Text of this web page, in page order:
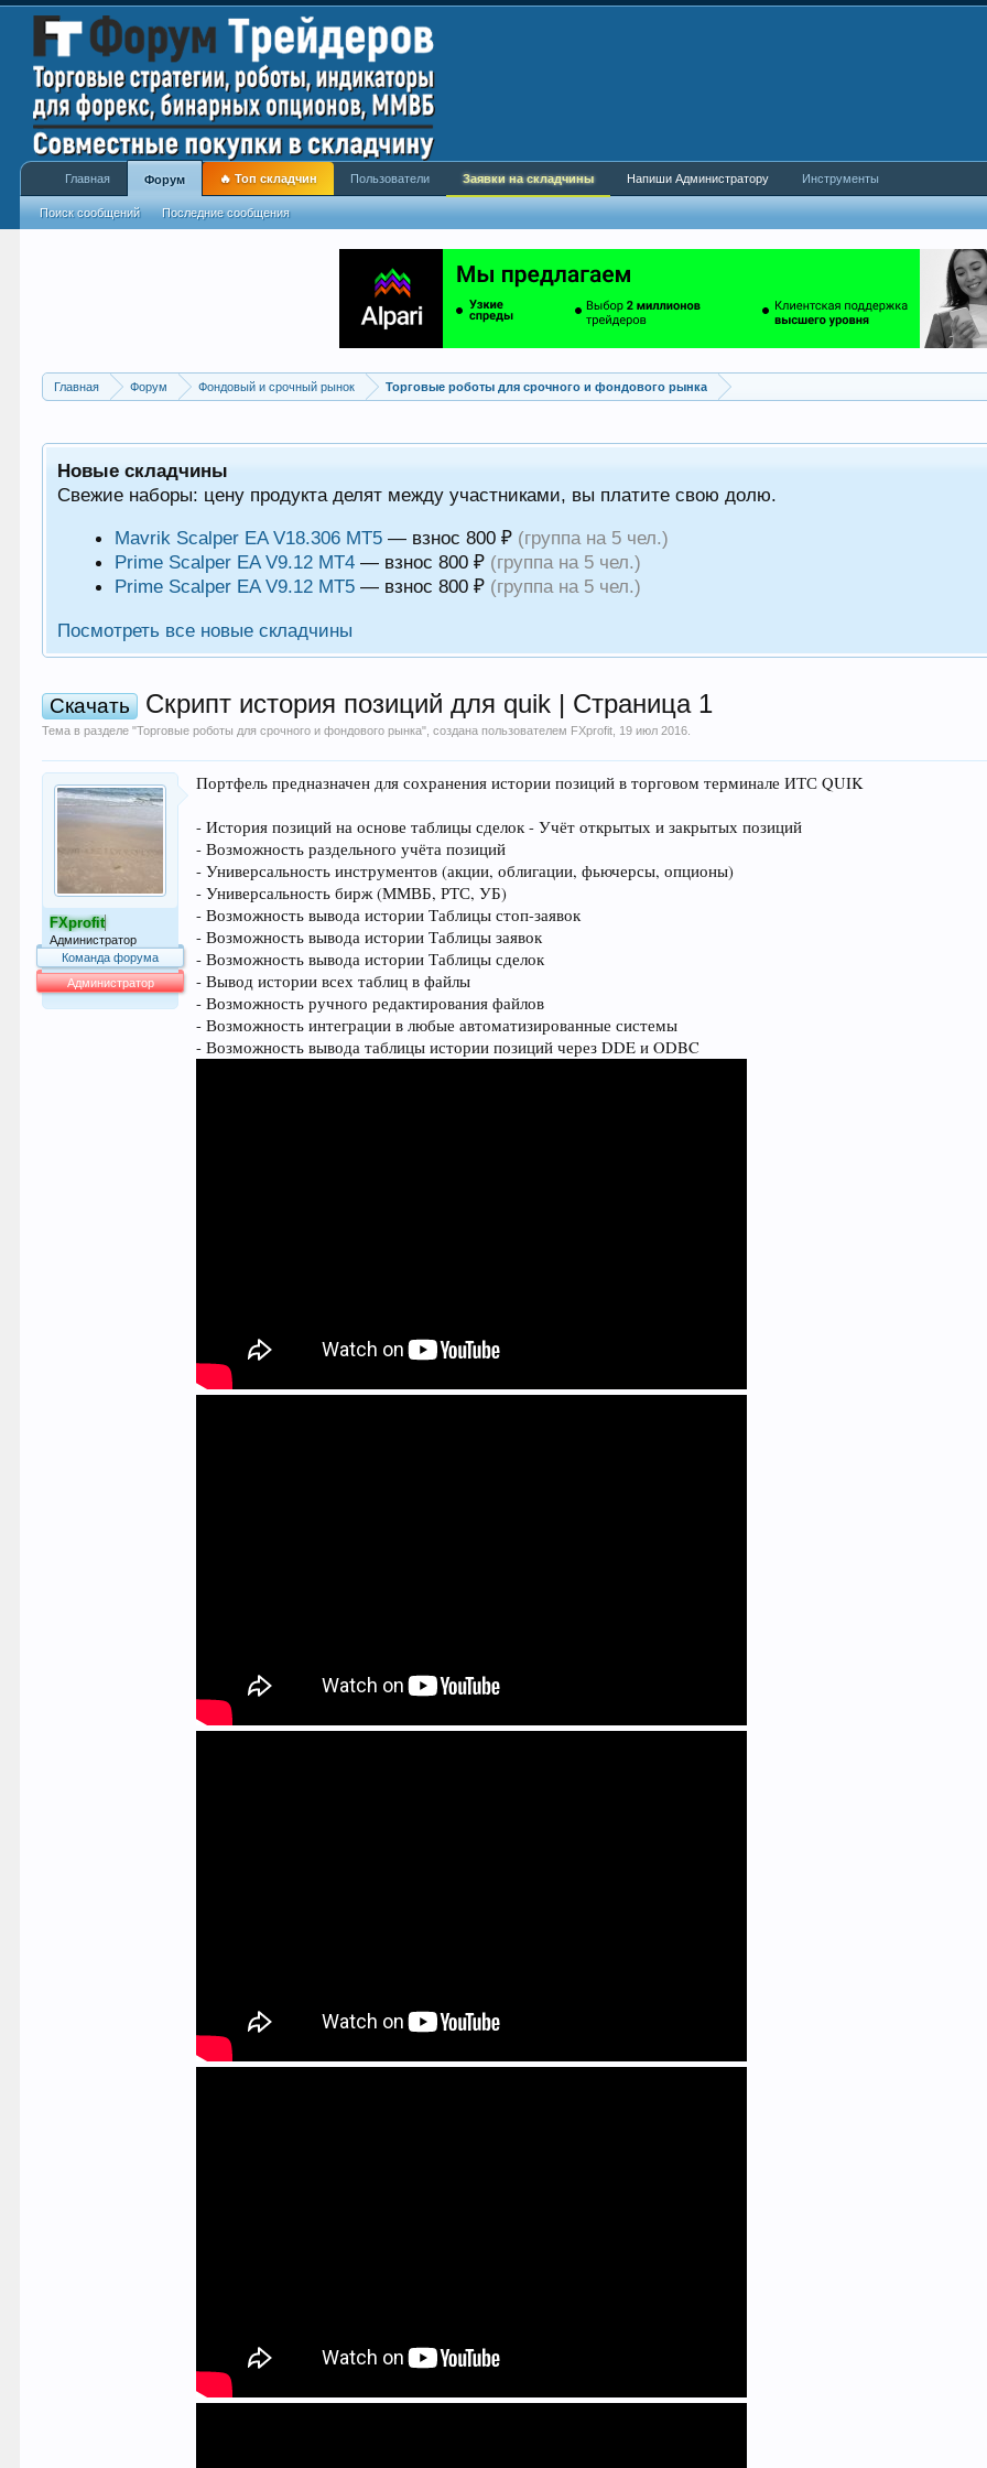
Главная Форум Фондовый и срочный рынок Торговые роботы для срочного и фондового рынка
Новые складчины
Свежие наборы: цену продукта делят между участниками, вы платите свою долю.
Mavrik Scalper EA V18.306 MT5 — взнос 800 ₽ (группа на 5 чел.)
Prime Scalper EA V9.12 MT4 — взнос 800 ₽ (группа на 5 чел.)
Prime Scalper EA V9.12 MT5 — взнос 800 ₽ (группа на 5 чел.)
Посмотреть все новые складчины
Скачать Скрипт история позиций для quik | Страница 1
Тема в разделе "Торговые роботы для срочного и фондового рынка", создана пользователем FXprofit 19 июл 2016
FXprofit
Администратор
Команда форума
Администратор
Портфель предназначен для сохранения истории позиций в торговом терминале ИТС QUIK
- История позиций на основе таблицы сделок - Учёт открытых и закрытых позиций
- Возможность раздельного учёта позиций
- Универсальность инструментов (акции, облигации, фьючерсы, опционы)
- Универсальность бирж (ММВБ, РТС, УБ)
- Возможность вывода истории Таблицы стоп-заявок
- Возможность вывода истории Таблицы заявок
- Возможность вывода истории Таблицы сделок
- Вывод истории всех таблиц в файлы
- Возможность ручного редактирования файлов
- Возможность интеграции в любые автоматизированные системы
- Возможность вывода таблицы истории позиций через DDE и ODBC
Главная Форум
Поиск сообщений Последние сообщения
🔥 Топ складчин Пользователи Заявки на складчины Напиши Администратору Инструменты